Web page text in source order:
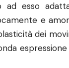
ad esso
e
dei